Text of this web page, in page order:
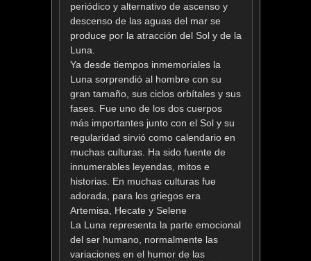
periódico y alternativo de ascenso y
descenso de las aguas del mar se
produce por la atracción del Sol y de la
Luna.
Ya desde tiempos inmemoriales la
Luna sorprendió al hombre con su
gran tamaño, sus ciclos orbítales y sus
fases. Fue uno de los dos cuerpos
más importantes junto con el Sol y su
regularidad sirvió como calendario en
muchas culturas. Ha sido fuente de
innumerables leyendas, mitos e
historias. En muchas culturas fue
adorada, para los griegos era
Artemisa, Hecate y Selene
La Luna representa la parte emocional
del ser humano, normalmente las
variaciones en el humor de las